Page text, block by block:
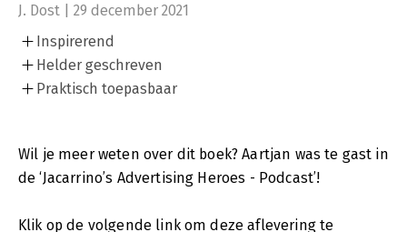
J. Dost | 29 december 2021
Inspirerend
Helder geschreven
Praktisch toepasbaar
Wil je meer weten over dit boek? Aartjan was te gast in
de ‘Jacarrino’s Advertising Heroes - Podcast’!
Klik op de volgende link om deze aflevering te